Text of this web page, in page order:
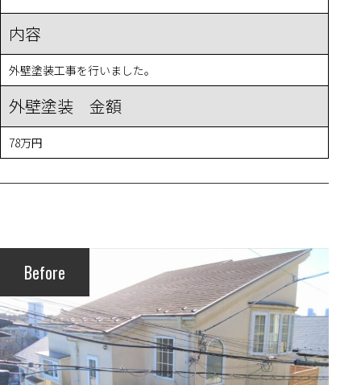
内容
外壁塗装工事を行いました。
外壁塗装 金額
78万円
Before